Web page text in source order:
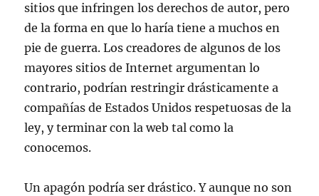
sitios que infringen los derechos de autor, pero
de la forma en que lo haría tiene a muchos en
pie de guerra. Los creadores de algunos de los
mayores sitios de Internet argumentan lo
contrario, podrían restringir drásticamente a
compañías de Estados Unidos respetuosas de la
ley, y terminar con la web tal como la
conocemos.
Un apagón podría ser drástico. Y aunque no son